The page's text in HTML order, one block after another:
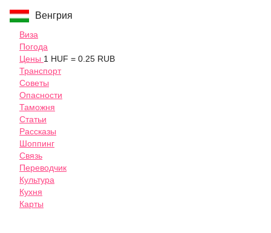
Венгрия
Виза
Погода
Цены 1 HUF = 0.25 RUB
Транспорт
Советы
Опасности
Таможня
Статьи
Рассказы
Шоппинг
Связь
Переводчик
Культура
Кухня
Карты